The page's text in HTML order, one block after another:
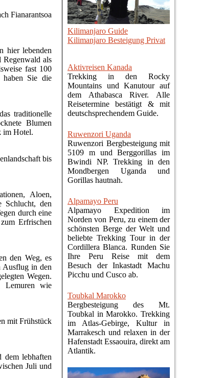
Fianarantsoa
hier lebenden
Regenwald als
fast 100
haben Sie die
traditionelle
Blumen
im Hotel.
bis
Aloen,
Schlucht, den
durch eine
Erfrischen
den Weg, es
Ausflug in den
Wegen.
Lemuren wie
mit Frühstück
dem lebhaften
Juli und
Kilimanjaro Guide
Kilimanjaro Besteigung Privat
Aktivreisen Kanada
Trekking in den Rocky
Mountains und Kanutour auf
dem Athabasca River. Alle
Reisetermine bestätigt & mit
deutschsprechendem Guide.
Ruwenzori Uganda
Ruwenzori Bergbesteigung mit
5109 m und Berggorillas im
Bwindi NP. Trekking in den
Mondbergen Uganda und
Gorillas hautnah.
Alpamayo Peru
Alpamayo Expedition im
Norden von Peru, zu einem der
schönsten Berge der Welt und
beliebte Trekking Tour in der
Cordillera Blanca. Runden Sie
Ihre Peru Reise mit dem
Besuch der Inkastadt Machu
Picchu und Cusco ab.
Toubkal Marokko
Bergbesteigung des Mt.
Toubkal in Marokko. Trekking
im Atlas-Gebirge, Kultur in
Marrakesch und relaxen in der
Hafenstadt Essaouira, direkt am
Atlantik.